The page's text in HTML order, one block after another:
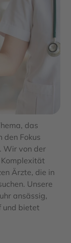
das
den Fokus
Wir von der
Komplexität
Ärzte, die in
Unsere
ansässig,
und bietet